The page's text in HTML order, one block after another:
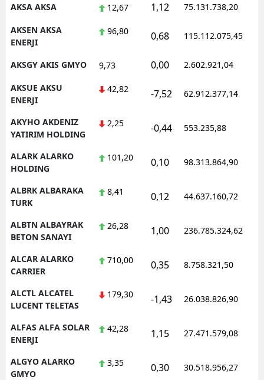
AKSA AKSA 12,67 1,12 75.131.738,20
AKSEN AKSA
ENERJI
96,80 0,68 115.112.075,45
AKSGY AKIS GMYO 9,73 0,00 2.602.921,04
AKSUE AKSU
ENERJI
42,82 -7,52 62.912.377,14
AKYHO AKDENIZ
YATIRIM HOLDING
2,25 -0,44 553.235,88
ALARK ALARKO
HOLDING
101,20 0,10 98.313.864,90
ALBRK ALBARAKA
TURK
8,41 0,12 44.637.160,72
ALBTN ALBAYRAK
BETON SANAYI
26,28 1,00 236.785.324,62
ALCAR ALARKO
CARRIER
710,00 0,35 8.758.321,50
ALCTL ALCATEL
LUCENT TELETAS
179,30 -1,43 26.038.826,90
ALFAS ALFA SOLAR
ENERJI
42,28 1,15 27.471.579,08
ALGYO ALARKO
GMYO
3,35 0,30 30.518.956,27